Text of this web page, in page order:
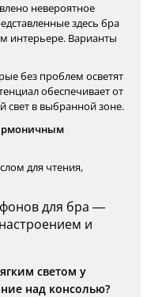
невероятное
здесь бра
интерьере. Варианты
без проблем осветят
обеспечивает от
свет в выбранной зоне.
для чтения,
для бра —
и
светом у
над консолью?